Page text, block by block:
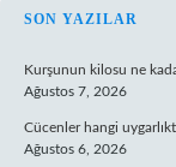
SON YAZILAR
Kurşunun kilosu ne
Ağustos 7, 2026
Cücenler hangi
Ağustos 6, 2026